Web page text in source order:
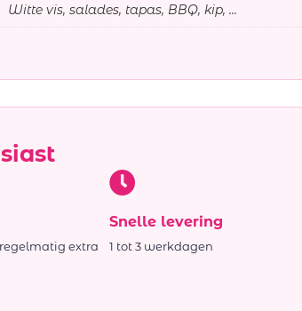
Witte vis, salades, tapas, BBQ, kip, ...
extra
Snelle levering
1 tot 3 werkdagen